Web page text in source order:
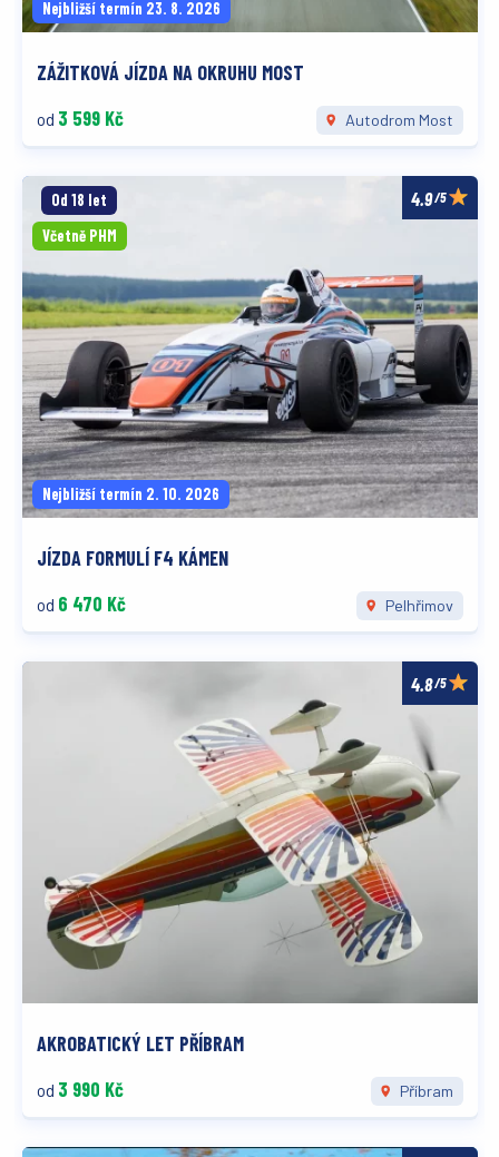
Nejbližší termín 23. 8. 2026
ZÁŽITKOVÁ JÍZDA NA OKRUHU MOST
od 3 599 Kč Autodrom Most
Od 18 let
Včetně PHM
/5
Nejbližší termín 2. 10. 2026
JÍZDA FORMULÍ F4 KÁMEN
od 6 470 Kč Pelhřimov
/5
AKROBATICKÝ LET PŘÍBRAM
od 3 990 Kč Příbram